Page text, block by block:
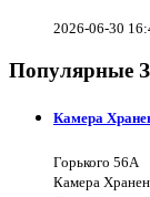
2026-06-30
Популярные
Камера
Горького 56А
Камера